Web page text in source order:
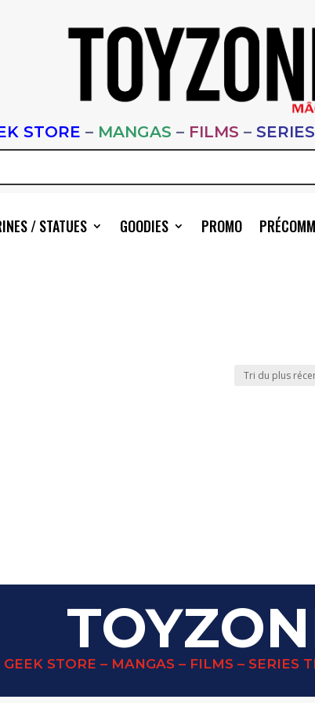
STORE – MANGAS – FILMS –
/ STATUES GOODIES PROMO
GEEK STORE – MANGAS – FILMS – SERIES